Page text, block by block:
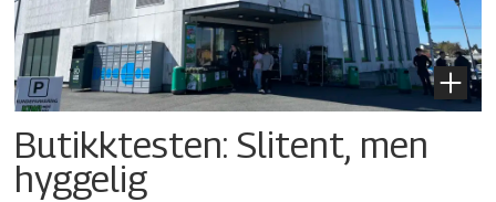
Butikktesten: Slitent, men
hyggelig